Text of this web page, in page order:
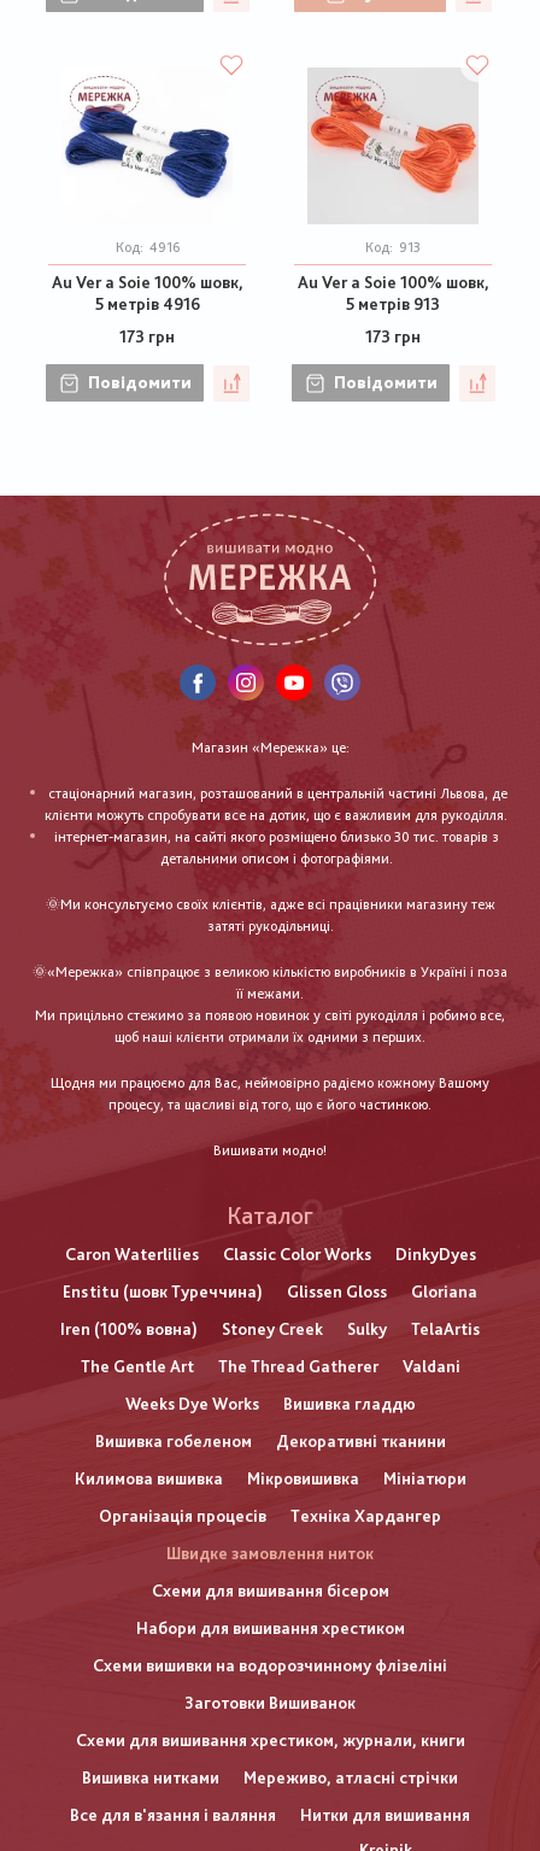
Код: 4916
Au Ver a Soie 100% шовк,
5 метрів 4916
173 грн
Повідомити
Код: 913
Au Ver a Soie 100% шовк,
5 метрів 913
173 грн
Повідомити
Магазин «Мережка» це:
стаціонарний магазин, розташований в центральній частині Львова, де
клієнти можуть спробувати все на дотик, що є важливим для рукоділля.
інтернет-магазин, на сайті якого розміщено близько 30 тис. товарів з
детальними описом і фотографіями.
🌞Ми консультуємо своїх клієнтів, адже всі працівники магазину теж
затяті рукодільниці.
🌞«Мережка» співпрацює з великою кількістю виробників в Україні і поза
її межами.
Ми прицільно стежимо за появою новинок у світі рукоділля і робимо все,
щоб наші клієнти отримали їх одними з перших.
Щодня ми працюємо для Вас, неймовірно радіємо кожному Вашому
процесу, та щасливі від того, що є його частинкою.
Вишивати модно!
Каталог
Caron Waterlilies Classic Color Works
DinkyDyes
Enstitu (шовк Туреччина)
Glissen Gloss
Gloriana
Iren (100% вовна)
Stoney Creek Sulky
TelaArtis
The Gentle Art
The Thread Gatherer
Valdani
Weeks Dye Works
Вишивка гладдю
Вишивка гобеленом
Декоративні тканини
Килимова вишивка
Мікровишивка
Мініатюри
Організація процесів
Техніка Хардангер
Швидке замовлення ниток
Схеми для вишивання бісером
Набори для вишивання хрестиком
Схеми вишивки на водорозчинному флізеліні
Заготовки Вишиванок
Схеми для вишивання хрестиком, журнали, книги
Вишивка нитками
Мереживо, атласні стрічки
Все для в'язання і валяння
Нитки для вишивання